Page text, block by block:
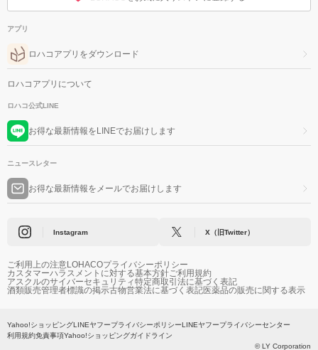
アプリ
ロハコアプリをダウンロード
ロハコアプリについて
ロハコ公式LINE
お得な最新情報をLINEでお届けします
ニュースレター
お得な最新情報をメールでお届けします
Instagram X（旧Twitter）
ご利用上の注意LOHACOプライバシーポリシー
カスタマーハラスメントに対する基本方針ご利用規約
アスクルのサイバーセキュリティ特定商取引法に基づく表記
酒類販売管理者標識の掲示古物営業法に基づく表記医薬品の販売に関する表示
Yahoo!ショッピングLINEヤフープライバシーポリシーLINEヤフープライバシーセンター
利用規約免責事項Yahoo!ショッピングガイドライン
© LY Corporation